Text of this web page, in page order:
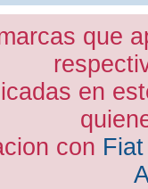
que
en
con